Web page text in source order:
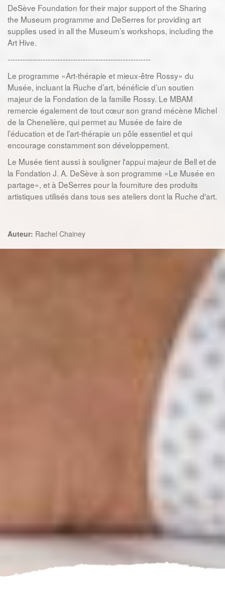
DeSève Foundation for their major support of the Sharing
the Museum programme and DeSerres for providing art
supplies used in all the Museum’s workshops, including the
Art Hive.
---------------------------------------------------------
Le programme «Art-thérapie et mieux-être Rossy» du
Musée, incluant la Ruche d’art, bénéficie d’un soutien
majeur de la Fondation de la famille Rossy. Le MBAM
remercie également de tout cœur son grand mécène Michel
de la Chenelière, qui permet au Musée de faire de
l’éducation et de l’art-thérapie un pôle essentiel et qui
encourage constamment son développement.
Le Musée tient aussi à souligner l'appui majeur de Bell et de
la Fondation J. A. DeSève à son programme «Le Musée en
partage», et à DeSerres pour la fourniture des produits
artistiques utilisés dans tous ses ateliers dont la Ruche d'art.
Auteur: Rachel Chainey